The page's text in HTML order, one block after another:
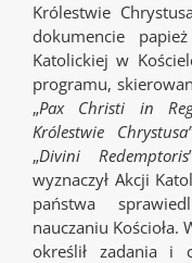
Królestwie
dokumencie
Katolickiej w
programu,
„Pax Christi in
Królestwie
„Divini Redemptoris
wyznaczył Akcji
państwa
nauczaniu Kościoła.
określił zadania i